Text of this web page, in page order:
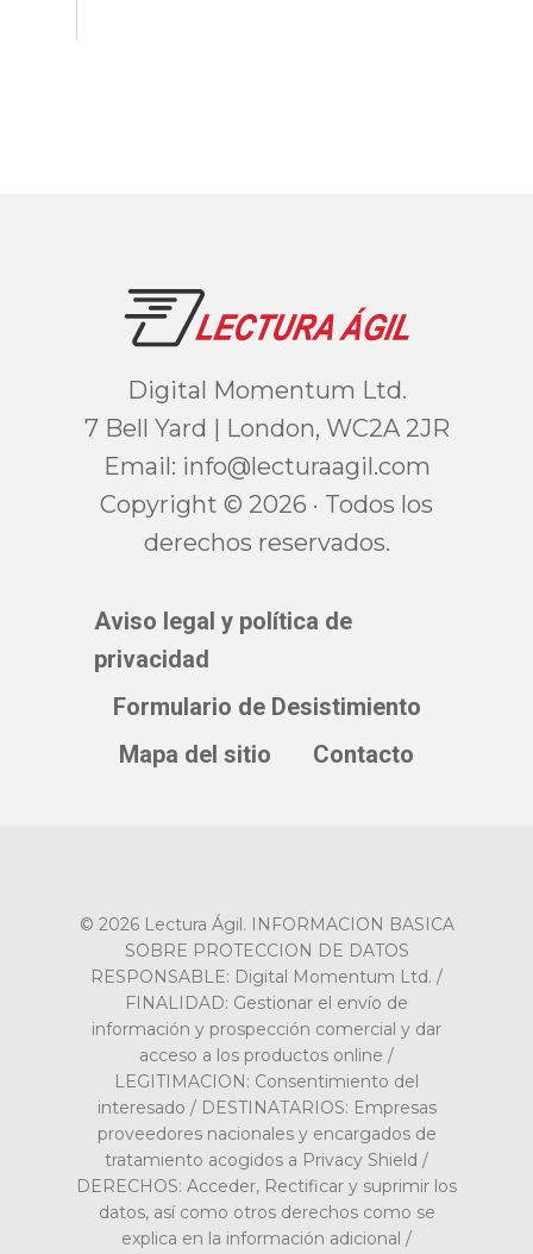
Digital Momentum Ltd.
7 Bell Yard | London, WC2A 2JR
Email: moc.ligaarutcel@ofni
Copyright © 2026 · Todos los
derechos reservados.
Aviso legal y política de
privacidad
Formulario de Desistimiento
Mapa del sitio
Contacto
© 2026 Lectura Ágil. INFORMACION BASICA
SOBRE PROTECCION DE DATOS
RESPONSABLE: Digital Momentum Ltd. /
FINALIDAD: Gestionar el envío de
información y prospección comercial y dar
acceso a los productos online /
LEGITIMACION: Consentimiento del
interesado / DESTINATARIOS: Empresas
proveedores nacionales y encargados de
tratamiento acogidos a Privacy Shield /
DERECHOS: Acceder, Rectificar y suprimir los
datos, así como otros derechos como se
explica en la información adicional /